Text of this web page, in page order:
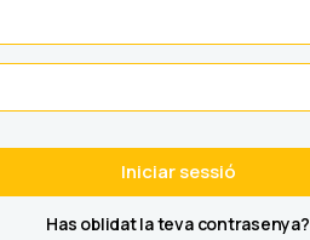
Iniciar sessió
Has oblidat la teva contrasenya?